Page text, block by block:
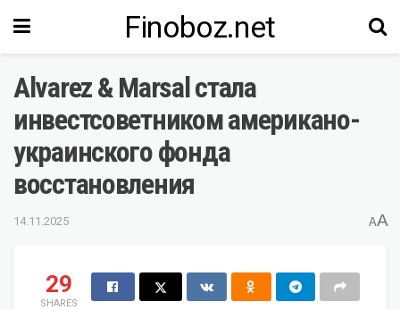
Finoboz.net
Alvarez & Marsal стала
инвестсоветником американо-
украинского фонда
восстановления
14.11.2025 AA
29
SHARES